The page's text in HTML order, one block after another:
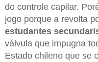
do controle capilar.
jogo porque a revolta
estudantes
válvula que impugna
Estado chileno que se